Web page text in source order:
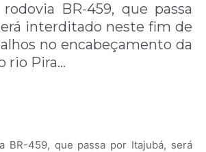
BR-459, que passa
interditado neste fim de
no encabeçamento da
rio Pira…
BR-459, que passa por Itajubá, será